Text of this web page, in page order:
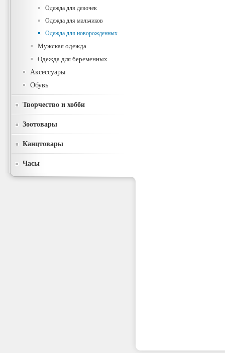
Одежда для девочек
Одежда для мальчиков
Одежда для новорожденных
Мужская одежда
Одежда для беременных
Аксессуары
Обувь
Творчество и хобби
Зоотовары
Канцтовары
Часы